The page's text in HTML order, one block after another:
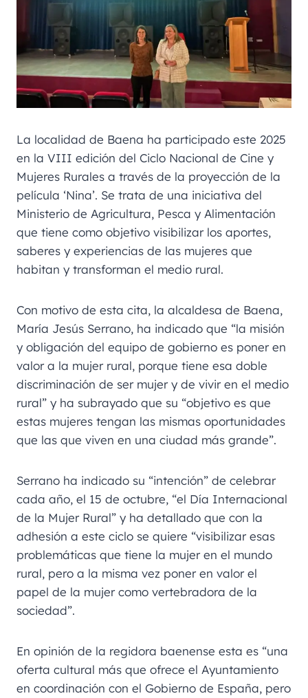
La localidad de Baena ha participado este 2025
en la VIII edición del Ciclo Nacional de Cine y
Mujeres Rurales a través de la proyección de la
película ‘Nina’. Se trata de una iniciativa del
Ministerio de Agricultura, Pesca y Alimentación
que tiene como objetivo visibilizar los aportes,
saberes y experiencias de las mujeres que
habitan y transforman el medio rural.
Con motivo de esta cita, la alcaldesa de Baena,
María Jesús Serrano, ha indicado que “la misión
y obligación del equipo de gobierno es poner en
valor a la mujer rural, porque tiene esa doble
discriminación de ser mujer y de vivir en el medio
rural” y ha subrayado que su “objetivo es que
estas mujeres tengan las mismas oportunidades
que las que viven en una ciudad más grande”.
Serrano ha indicado su “intención” de celebrar
cada año, el 15 de octubre, “el Día Internacional
de la Mujer Rural” y ha detallado que con la
adhesión a este ciclo se quiere “visibilizar esas
problemáticas que tiene la mujer en el mundo
rural, pero a la misma vez poner en valor el
papel de la mujer como vertebradora de la
sociedad”.
En opinión de la regidora baenense esta es “una
oferta cultural más que ofrece el Ayuntamiento
en coordinación con el Gobierno de España, pero